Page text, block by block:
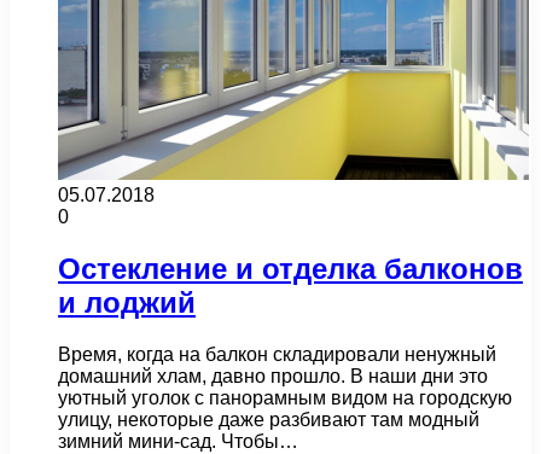
05.07.2018
0
Остекление и отделка балконов
и лоджий
Время, когда на балкон складировали ненужный
домашний хлам, давно прошло. В наши дни это
уютный уголок с панорамным видом на городскую
улицу, некоторые даже разбивают там модный
зимний мини-сад. Чтобы…